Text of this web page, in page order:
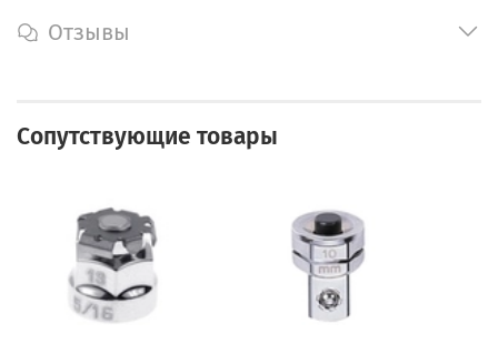
Отзывы
Сопутствующие товары